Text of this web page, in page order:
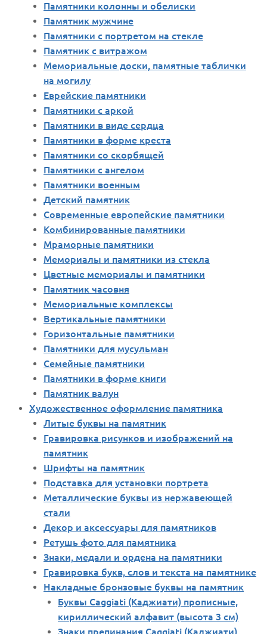
Памятники колонны и обелиски
Памятник мужчине
Памятники с портретом на стекле
Памятник с витражом
Мемориальные доски, памятные таблички
на могилу
Еврейские памятники
Памятники с аркой
Памятники в виде сердца
Памятники в форме креста
Памятники со скорбящей
Памятники с ангелом
Памятники военным
Детский памятник
Современные европейские памятники
Комбинированные памятники
Мраморные памятники
Мемориалы и памятники из стекла
Цветные мемориалы и памятники
Памятник часовня
Мемориальные комплексы
Вертикальные памятники
Горизонтальные памятники
Памятники для мусульман
Семейные памятники
Памятники в форме книги
Памятник валун
Художественное оформление памятника
Литые буквы на памятник
Гравировка рисунков и изображений на
памятник
Шрифты на памятник
Подставка для установки портрета
Металлические буквы из нержавеющей
стали
Декор и аксессуары для памятников
Ретушь фото для памятника
Знаки, медали и ордена на памятники
Гравировка букв, слов и текста на памятнике
Накладные бронзовые буквы на памятник
Буквы Caggiati (Каджиати) прописные,
кириллический алфавит (высота 3 см)
Знаки препинания Caggiati (Каджиати)